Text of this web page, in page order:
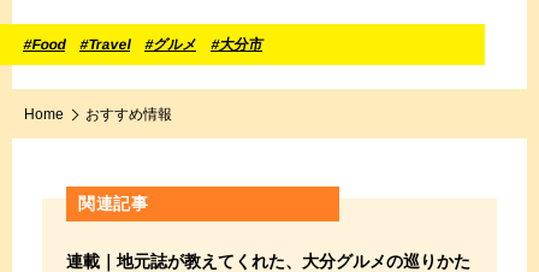
#Food #Travel #グルメ #大分市
Home おすすめ情報
関連記事
連載｜地元誌が教えてくれた、大分グルメの巡りかた